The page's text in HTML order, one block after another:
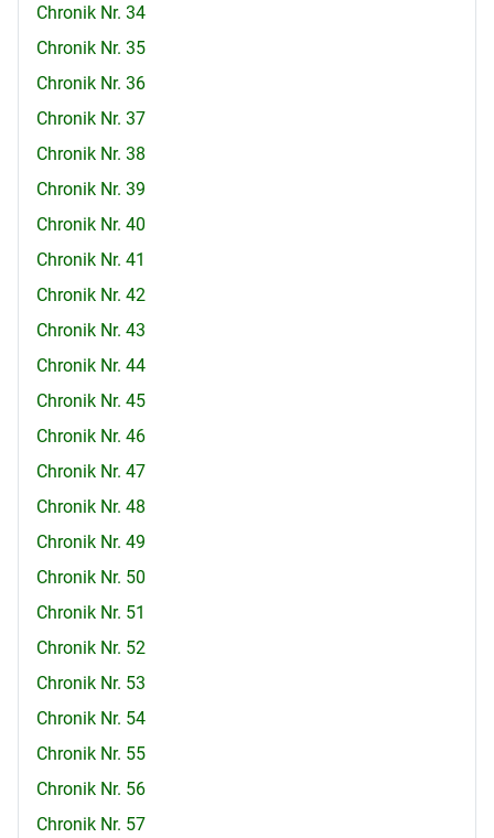
Chronik Nr. 34
Chronik Nr. 35
Chronik Nr. 36
Chronik Nr. 37
Chronik Nr. 38
Chronik Nr. 39
Chronik Nr. 40
Chronik Nr. 41
Chronik Nr. 42
Chronik Nr. 43
Chronik Nr. 44
Chronik Nr. 45
Chronik Nr. 46
Chronik Nr. 47
Chronik Nr. 48
Chronik Nr. 49
Chronik Nr. 50
Chronik Nr. 51
Chronik Nr. 52
Chronik Nr. 53
Chronik Nr. 54
Chronik Nr. 55
Chronik Nr. 56
Chronik Nr. 57